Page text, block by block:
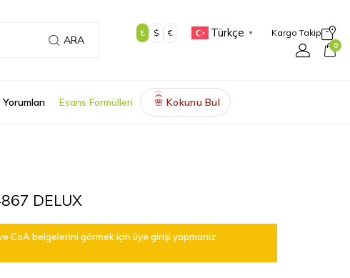
ARA
₺ $ € Türkçe ▼ Kargo Takip
0
Esans Formülleri 🌸 Kokunu Bul
DELUX
CoA belgelerini görmek için üye girişi yapmanız